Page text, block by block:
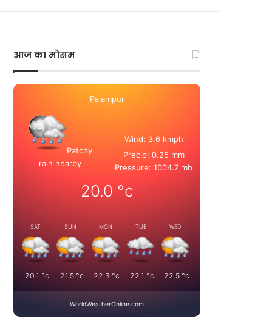
आज का मोसम
Palampur
Patchy
rain nearby
Wind: 3.6 kmph
Precip: 0.25 mm
Pressure: 1004.7 mb
20.0 °c
SAT
20.1 °c
SUN
21.5°c
MON
22.3 °c
TUE
22.1 °c
WED
22.5 °c
WorldWeatherOnline.com